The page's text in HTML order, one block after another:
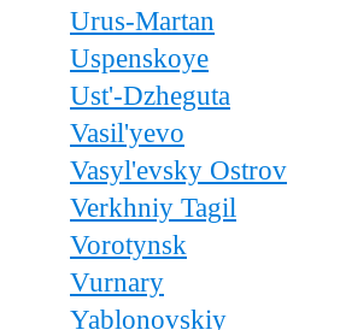
Urus-Martan
Uspenskoye
Ust'-Dzheguta
Vasil'yevo
Vasyl'evsky Ostrov
Verkhniy Tagil
Vorotynsk
Vurnary
Yablonovskiy